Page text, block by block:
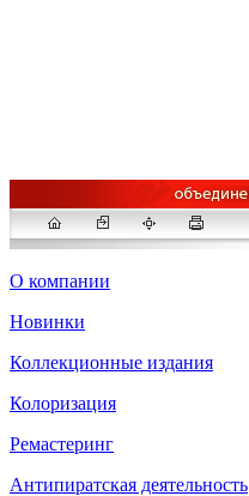
О компании
Новинки
Коллекционные издания
Колоризация
Ремастеринг
Антипиратская деятельность